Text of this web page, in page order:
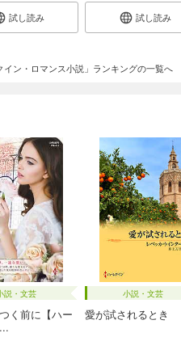
試し読み 試し読み
イン・ロマンス小説」ランキングの一覧へ
説・文芸
く前に【ハー
小説・文芸
愛が試されるとき